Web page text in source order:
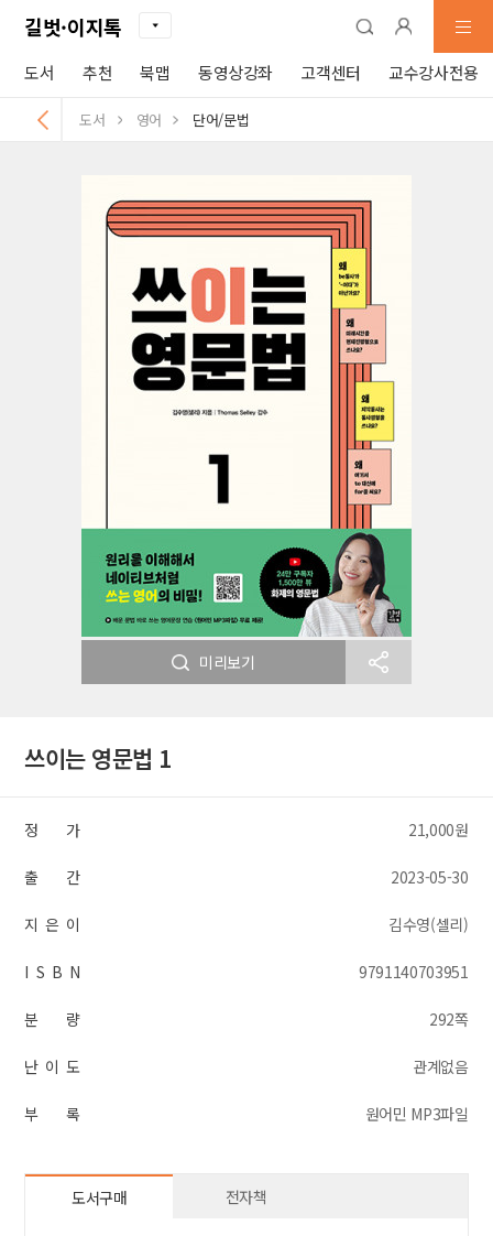
길벗·이지톡
도서 추천 북맵 동영상강좌 고객센터 교수강사전용
도서 영어 단어/문법
미리보기
쓰이는 영문법 1
정 가 21,000원
출 간 2023-05-30
지 은 이 김수영(셀리)
I S B N 9791140703951
분 량 292쪽
난 이 도 관계없음
부 록 원어민 MP3파일
도서구매 전자책